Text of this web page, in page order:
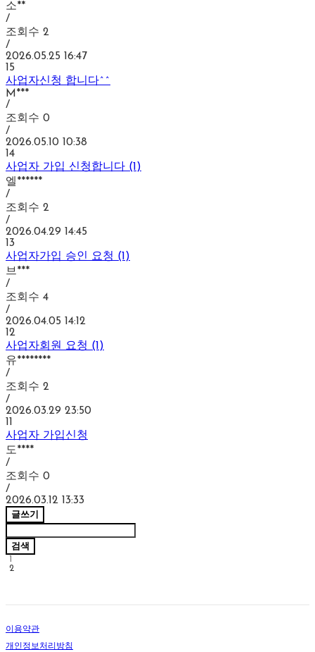
소**
/
조회수 2
/
2026.05.25 16:47
15
사업자신청 합니다^^
M***
/
조회수 0
/
2026.05.10 10:38
14
사업자 가입 신청합니다 (1)
엘******
/
조회수 2
/
2026.04.29 14:45
13
사업자가입 승인 요청 (1)
브***
/
조회수 4
/
2026.04.05 14:12
12
사업자회원 요청 (1)
유********
/
조회수 2
/
2026.03.29 23:50
11
사업자 가입신청
도****
/
조회수 0
/
2026.03.12 13:33
글쓰기
검색
1
2
이용약관
개인정보처리방침